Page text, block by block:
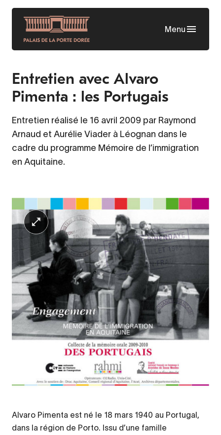
Skip
content
Menu
Entretien avec Alvaro
Pimenta : les Portugais
Entretien réalisé le 16 avril 2009 par Raymond
Arnaud et Aurélie Viader à Léognan dans le
cadre du programme Mémoire de l’immigration
en Aquitaine.
Alvaro Pimenta est né le 18 mars 1940 au Portugal,
dans la région de Porto. Issu d’une famille